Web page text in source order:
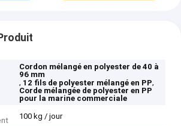
Cordon mélangé en polyester de 40 à
96 mm
, 12 fils de polyester mélangé en PP,
Corde mélangée de polyester en PP
pour la marine commerciale
100 kg / jour